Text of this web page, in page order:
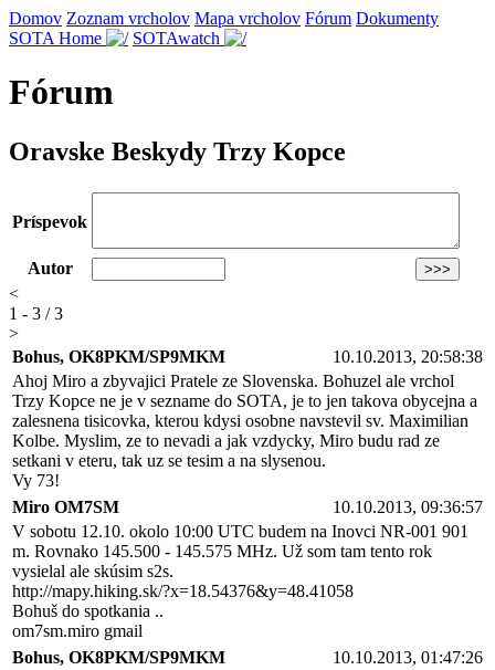
Domov Zoznam vrcholov Mapa vrcholov Fórum Dokumenty
SOTA Home
SOTAwatch
Fórum
Oravske Beskydy Trzy Kopce
Príspevok
Autor
<
1 - 3 / 3
>
Bohus, OK8PKM/SP9MKM
10.10.2013, 20:58:38
Ahoj Miro a zbyvajici Pratele ze Slovenska. Bohuzel ale vrchol
Trzy Kopce ne je v sezname do SOTA, je to jen takova obycejna a
zalesnena tisicovka, kterou kdysi osobne navstevil sv. Maximilian
Kolbe. Myslim, ze to nevadi a jak vzdycky, Miro budu rad ze
setkani v eteru, tak uz se tesim a na slysenou.
Vy 73!
Miro OM7SM
10.10.2013, 09:36:57
V sobotu 12.10. okolo 10:00 UTC budem na Inovci NR-001 901
m. Rovnako 145.500 - 145.575 MHz. Už som tam tento rok
vysielal ale skúsim s2s.
http://mapy.hiking.sk/?x=18.54376&y=48.41058
Bohuš do spotkania ..
om7sm.miro gmail
Bohus, OK8PKM/SP9MKM
10.10.2013, 01:47:26